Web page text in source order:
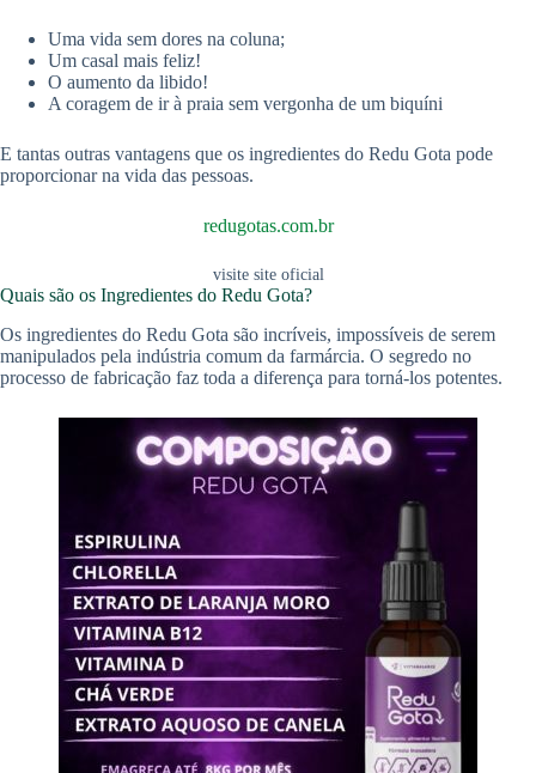
Uma vida sem dores na coluna;
Um casal mais feliz!
O aumento da libido!
A coragem de ir à praia sem vergonha de um biquíni
E tantas outras vantagens que os ingredientes do Redu Gota pode
proporcionar na vida das pessoas.
redugotas.com.br
visite site oficial
Quais são os Ingredientes do Redu Gota?
Os ingredientes do Redu Gota são incríveis, impossíveis de serem
manipulados pela indústria comum da farmárcia. O segredo no
processo de fabricação faz toda a diferença para torná-los potentes.